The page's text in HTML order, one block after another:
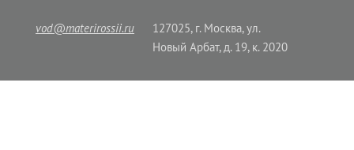
vod@materirossii.ru
127025, г. Москва, ул.
Новый Арбат, д. 19, к. 2020